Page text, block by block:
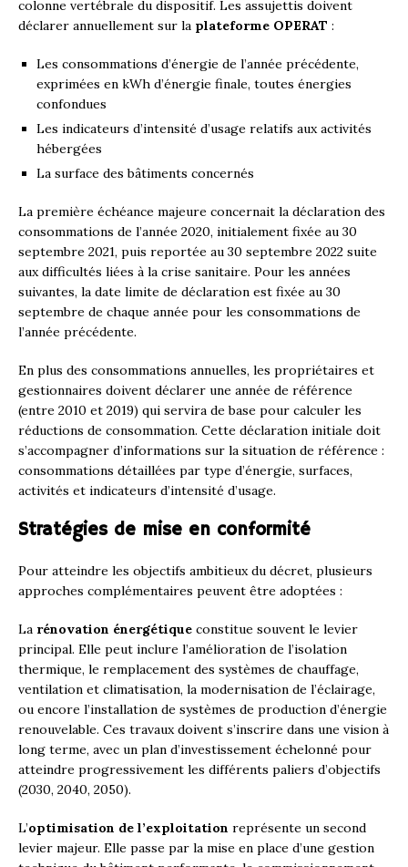
colonne vertébrale du dispositif. Les assujettis doivent
déclarer annuellement sur la plateforme OPERAT :
Les consommations d’énergie de l’année précédente,
exprimées en kWh d’énergie finale, toutes énergies
confondues
Les indicateurs d’intensité d’usage relatifs aux activités
hébergées
La surface des bâtiments concernés
La première échéance majeure concernait la déclaration des
consommations de l’année 2020, initialement fixée au 30
septembre 2021, puis reportée au 30 septembre 2022 suite
aux difficultés liées à la crise sanitaire. Pour les années
suivantes, la date limite de déclaration est fixée au 30
septembre de chaque année pour les consommations de
l’année précédente.
En plus des consommations annuelles, les propriétaires et
gestionnaires doivent déclarer une année de référence
(entre 2010 et 2019) qui servira de base pour calculer les
réductions de consommation. Cette déclaration initiale doit
s’accompagner d’informations sur la situation de référence :
consommations détaillées par type d’énergie, surfaces,
activités et indicateurs d’intensité d’usage.
Stratégies de mise en conformité
Pour atteindre les objectifs ambitieux du décret, plusieurs
approches complémentaires peuvent être adoptées :
La rénovation énergétique constitue souvent le levier
principal. Elle peut inclure l’amélioration de l’isolation
thermique, le remplacement des systèmes de chauffage,
ventilation et climatisation, la modernisation de l’éclairage,
ou encore l’installation de systèmes de production d’énergie
renouvelable. Ces travaux doivent s’inscrire dans une vision à
long terme, avec un plan d’investissement échelonné pour
atteindre progressivement les différents paliers d’objectifs
(2030, 2040, 2050).
L’optimisation de l’exploitation représente un second
levier majeur. Elle passe par la mise en place d’une gestion